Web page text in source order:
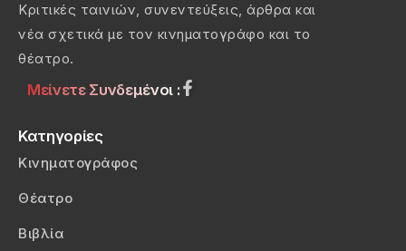
Κριτικές ταινιών, συνεντεύξεις, άρθρα και
νέα σχετικά με τον κινηματογράφο και το
θέατρο.
Μείνετε Συνδεμένοι :
Κατηγορίες
Κινηματογράφος
Θέατρο
Βιβλία